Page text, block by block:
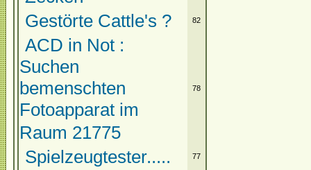
Gestörte Cattle's ?
82
ACD in Not :
Suchen
bemenschten
Fotoapparat im
Raum 21775
78
Spielzeugtester..... 77